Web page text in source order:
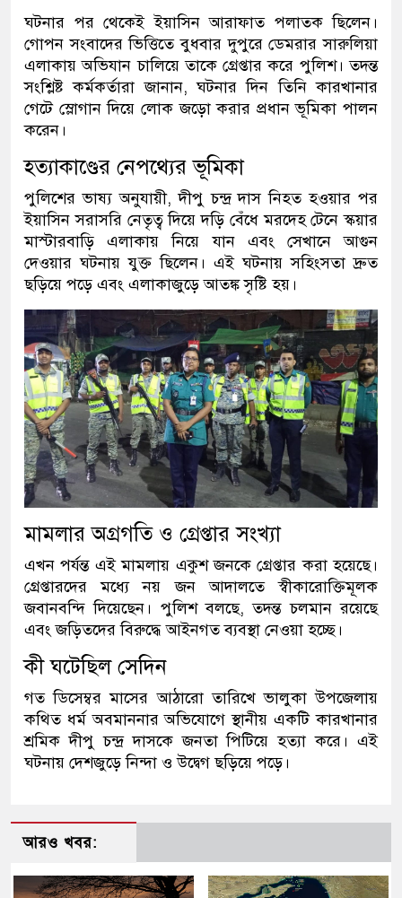
ঘটনার পর থেকেই ইয়াসিন আরাফাত পলাতক ছিলেন।
গোপন সংবাদের ভিত্তিতে বুধবার দুপুরে ডেমরার সারুলিয়া
এলাকায় অভিযান চালিয়ে তাকে গ্রেপ্তার করে পুলিশ। তদন্ত
সংশ্লিষ্ট কর্মকর্তারা জানান, ঘটনার দিন তিনি কারখানার
গেটে স্লোগান দিয়ে লোক জড়ো করার প্রধান ভূমিকা পালন
করেন।
হত্যাকাণ্ডের নেপথ্যের ভূমিকা
পুলিশের ভাষ্য অনুযায়ী, দীপু চন্দ্র দাস নিহত হওয়ার পর
ইয়াসিন সরাসরি নেতৃত্ব দিয়ে দড়ি বেঁধে মরদেহ টেনে স্কয়ার
মাস্টারবাড়ি এলাকায় নিয়ে যান এবং সেখানে আগুন
দেওয়ার ঘটনায় যুক্ত ছিলেন। এই ঘটনায় সহিংসতা দ্রুত
ছড়িয়ে পড়ে এবং এলাকাজুড়ে আতঙ্ক সৃষ্টি হয়।
মামলার অগ্রগতি ও গ্রেপ্তার সংখ্যা
এখন পর্যন্ত এই মামলায় একুশ জনকে গ্রেপ্তার করা হয়েছে।
গ্রেপ্তারদের মধ্যে নয় জন আদালতে স্বীকারোক্তিমূলক
জবানবন্দি দিয়েছেন। পুলিশ বলছে, তদন্ত চলমান রয়েছে
এবং জড়িতদের বিরুদ্ধে আইনগত ব্যবস্থা নেওয়া হচ্ছে।
কী ঘটেছিল সেদিন
গত ডিসেম্বর মাসের আঠারো তারিখে ভালুকা উপজেলায়
কথিত ধর্ম অবমাননার অভিযোগে স্থানীয় একটি কারখানার
শ্রমিক দীপু চন্দ্র দাসকে জনতা পিটিয়ে হত্যা করে। এই
ঘটনায় দেশজুড়ে নিন্দা ও উদ্বেগ ছড়িয়ে পড়ে।
আরও খবর: